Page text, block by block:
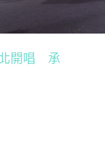
北開唱 承